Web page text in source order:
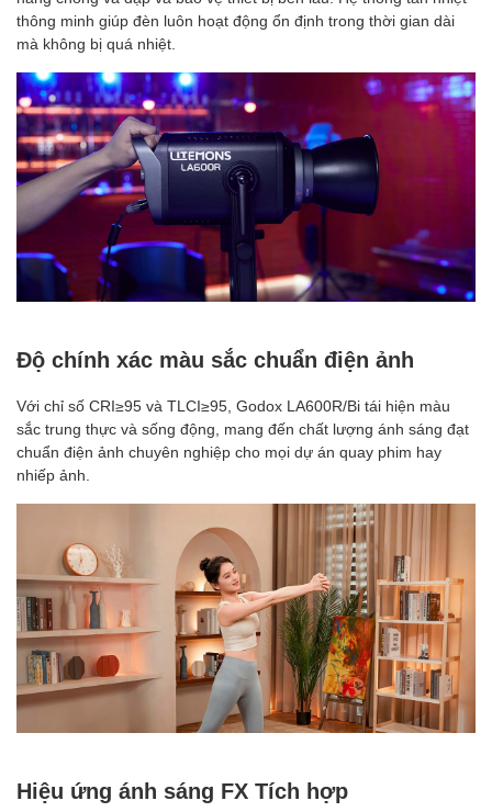
thông minh giúp đèn luôn hoạt động ổn định trong thời gian dài
mà không bị quá nhiệt.
Độ chính xác màu sắc chuẩn điện ảnh
Với chỉ số CRI≥95 và TLCI≥95, Godox LA600R/Bi tái hiện màu
sắc trung thực và sống động, mang đến chất lượng ánh sáng đạt
chuẩn điện ảnh chuyên nghiệp cho mọi dự án quay phim hay
nhiếp ảnh.
Hiệu ứng ánh sáng FX Tích hợp